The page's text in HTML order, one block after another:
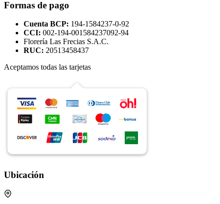
Formas de pago
Cuenta BCP: 194-1584237-0-92
CCI: 002-194-001584237092-94
Florería Las Frecias S.A.C.
RUC: 20513458437
Aceptamos todas las tarjetas
Ubicación